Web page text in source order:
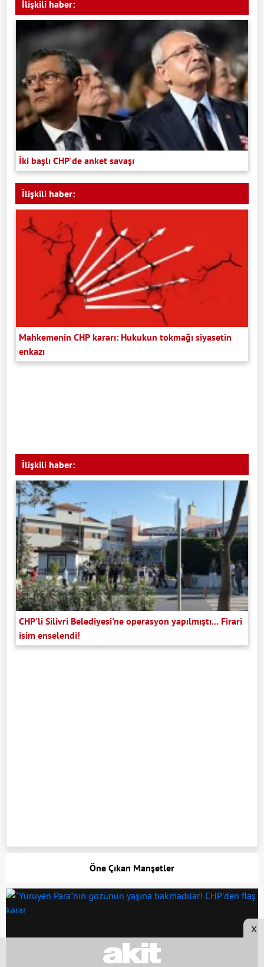
İlişkili haber:
İki başlı CHP'de anket savaşı
İlişkili haber:
Mahkemenin CHP kararı: Hukukun tokmağı siyasetin
enkazı
İlişkili haber:
CHP'li Silivri Belediyesi'ne operasyon yapılmıştı... Firari
isim enselendi!
Öne Çıkan Manşetler
x